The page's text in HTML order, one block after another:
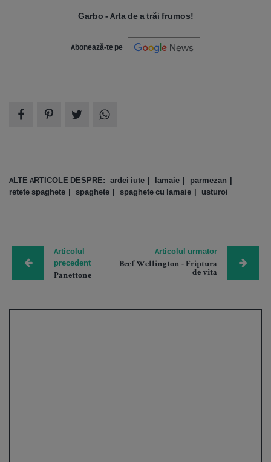
Garbo - Arta de a trăi frumos!
Abonează-te pe
ALTE ARTICOLE DESPRE: ardei iute lamaie
parmezan
retete spaghete
spaghete spaghete cu lamaie usturoi
Articolul
precedent
Panettone
Articolul urmator
Beef Wellington - Friptura
de vita